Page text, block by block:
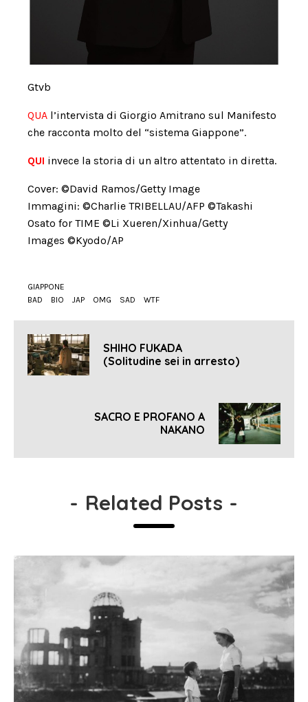
Gtvb
QUA l’intervista di Giorgio Amitrano sul Manifesto
che racconta molto del “sistema Giappone”.
QUI invece la storia di un altro attentato in diretta.
Cover: ©David Ramos/Getty Image
Immagini: ©Charlie TRIBELLAU/AFP ©Takashi
Osato for TIME ©Li Xueren/Xinhua/Getty
Images ©Kyodo/AP
GIAPPONE
BAD
BIO JAP OMG SAD WTF
SHIHO FUKADA
(Solitudine sei in arresto)
SACRO E PROFANO A
NAKANO
- Related Posts -